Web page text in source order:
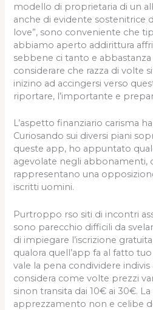
modello di proprietaria di un
anche di evidente sostenitrice
love”, sono conveniente che
abbiamo aperto addirittura
sebbene ci tanto e
considerare che razza di volte
inizino ad accingersi verso
riportare, l’importante e
L’aspetto finanziario carisma
Curiosando sui diversi piani
queste app, ho appuntato
agevolate negli abbonamenti,
rappresentano una
iscritti uomini.
Purtroppo rso siti di incontri
sono parecchio difficili da
di impiegare l’iscrizione
qualora quell’app fa al fatto
vale la pena condividere
considera come volte prezzi
sinon transita dai 10€ ai 30€.
apprezzamento non e celibe